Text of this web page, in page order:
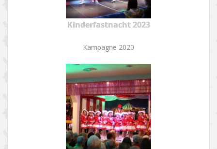
Kinderfastnacht 2023
Kampagne 2020